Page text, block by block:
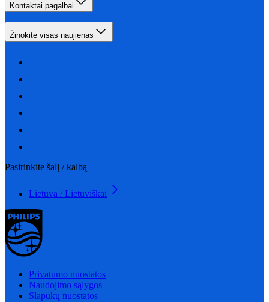
Kontaktai pagalbai
Žinokite visas naujienas
Pasirinkite šalį / kalbą
Lietuva / Lietuviškai
Privatumo nuostatos
Naudojimo sąlygos
Slapukų nuostatos